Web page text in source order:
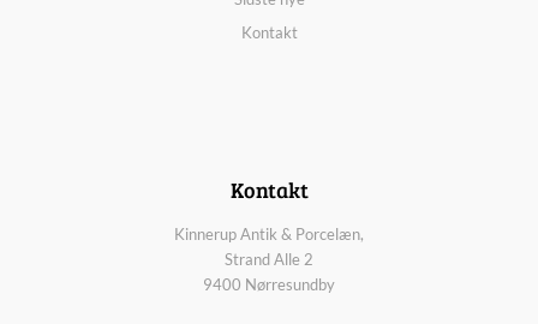
Kontakt
Kontakt
Kinnerup Antik & Porcelæn,
Strand Alle 2
9400 Nørresundby